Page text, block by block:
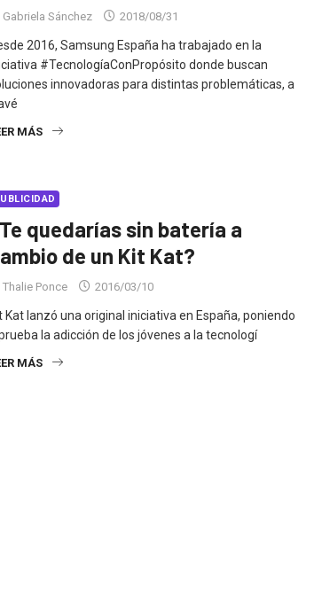
Gabriela Sánchez 2018/08/31
2016, Samsung España ha trabajado en la
#TecnologíaConPropósito donde buscan
innovadoras para distintas problemáticas, a
MÁS
quedarías sin batería a
de un Kit Kat?
Thalie Ponce 2016/03/10
Kat lanzó una original iniciativa en España, poniendo
la adicción de los jóvenes a la tecnologí
MÁS